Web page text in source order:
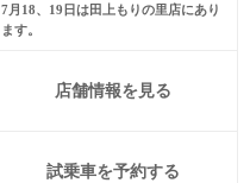
7月18、19日は田上もりの里店にあり
ます。
店舗情報を見る
試乗車を予約する